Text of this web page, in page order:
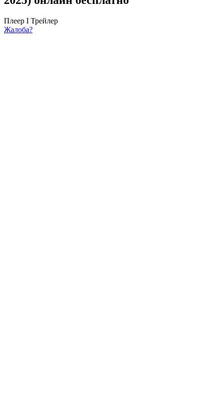
Плеер I Трейлер
Жалоба?